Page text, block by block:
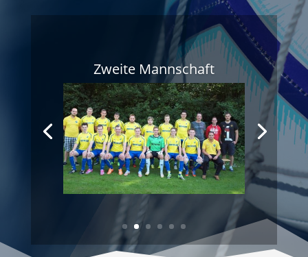
Zweite Mannschaft